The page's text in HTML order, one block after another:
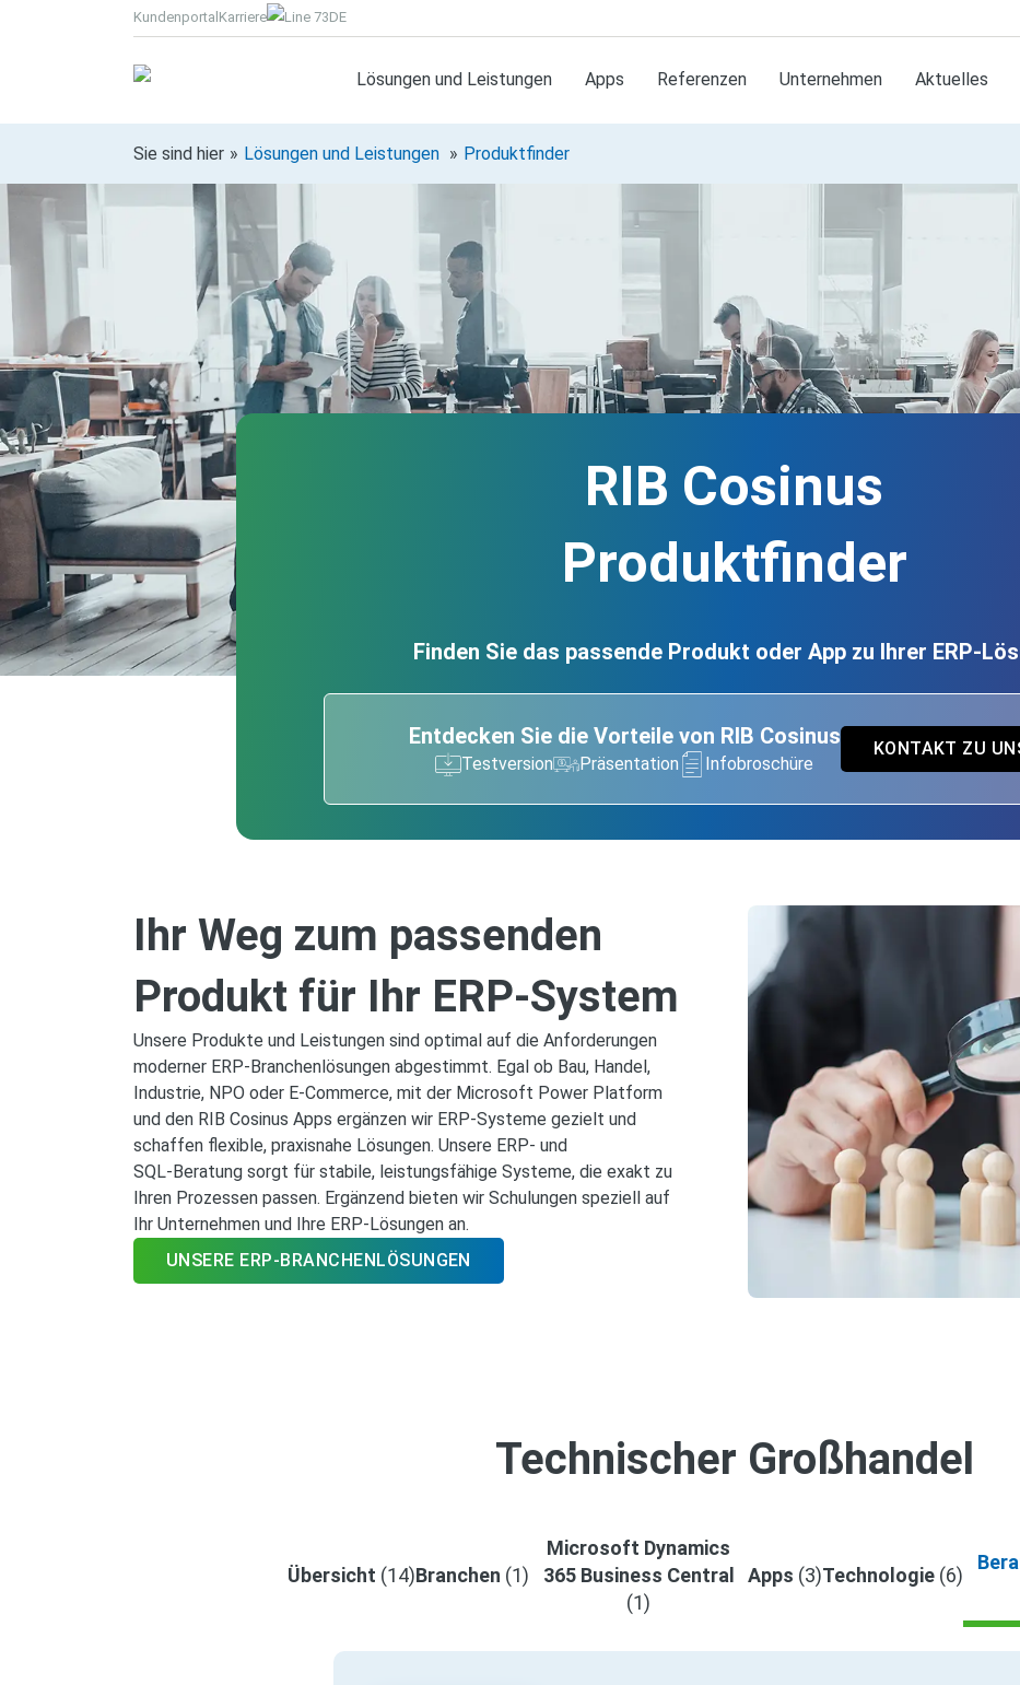
KundenportalKarriere DE
Lösungen und Leistungen Apps Referenzen Unternehmen Aktuelles
Sie sind hier Lösungen und Leistungen Produktfinder
RIB Cosinus
Produktfinder
Finden Sie das passende Produkt oder App zu Ihrer ERP-
Entdecken Sie die Vorteile von RIB Cosinus
Testversion Präsentation Infobroschüre
KONTAKT ZU
Ihr Weg zum passenden
Produkt für Ihr ERP-System
Unsere Produkte und Leistungen sind optimal auf die Anforderungen
moderner ERP‑Branchenlösungen abgestimmt. Egal ob Bau, Handel,
Industrie, NPO oder E-Commerce, mit der Microsoft Power Platform
und den RIB Cosinus Apps ergänzen wir ERP‑Systeme gezielt und
schaffen flexible, praxisnahe Lösungen. Unsere ERP‑ und
SQL‑Beratung sorgt für stabile, leistungsfähige Systeme, die exakt zu
Ihren Prozessen passen. Ergänzend bieten wir Schulungen speziell auf
Ihr Unternehmen und Ihre ERP‑Lösungen an.
UNSERE ERP-BRANCHENLÖSUNGEN
Technischer Großhandel
Übersicht (14) Branchen (1)
Microsoft Dynamics
365 Business Central
(1)
Apps (3) Technologie (6)